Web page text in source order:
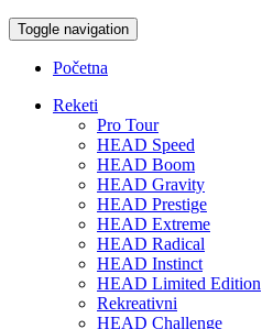
Toggle navigation
Početna
Reketi
Pro Tour
HEAD Speed
HEAD Boom
HEAD Gravity
HEAD Prestige
HEAD Extreme
HEAD Radical
HEAD Instinct
HEAD Limited Edition
Rekreativni
HEAD Challenge